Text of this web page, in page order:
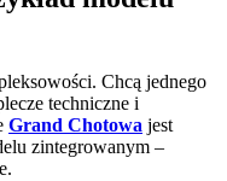
Chcą jednego
techniczne i
Grand Chotowa jest
zintegrowanym –